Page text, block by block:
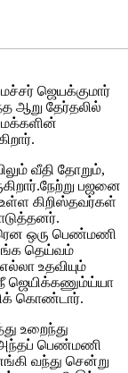
ஜெயக்குமார்
ஆறு தேர்தலில்
மக்களின்
வீதி தோறும்,
பஜனை
உள்ள கிறிஸ்தவர்கள்
ஒரு பெண்மணி
தெய்வம்
உதவியும்
ஜெயிக்கணும்ய்யா
கொண்டார்.
உறைந்து
பெண்மணி
வந்து சென்று